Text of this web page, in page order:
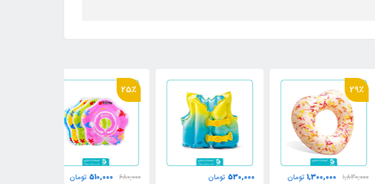
1,300,000 تومان
530,000 تومان
510,000 تومان